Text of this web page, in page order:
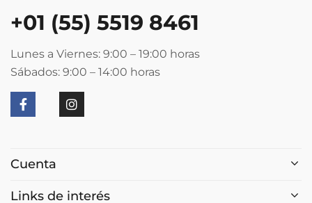
+01 (55) 5519 8461
Lunes a Viernes: 9:00 – 19:00 horas
Sábados: 9:00 – 14:00 horas
Cuenta
Links de interés